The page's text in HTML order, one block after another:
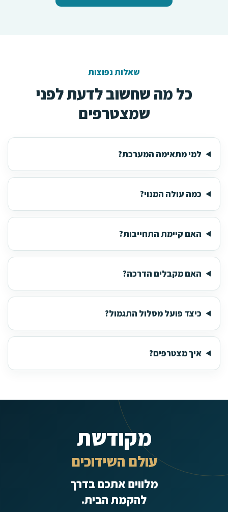
שאלות נפוצות
כל מה שחשוב לדעת לפני
שמצטרפים
למי מתאימה המערכת?
כמה עולה המנוי?
האם קיימת התחייבות?
האם מקבלים הדרכה?
כיצד פועל מסלול התגמול?
איך מצטרפים?
מקודשת
עולם השידוכים
מלווים אתכם בדרך
להקמת הבית.